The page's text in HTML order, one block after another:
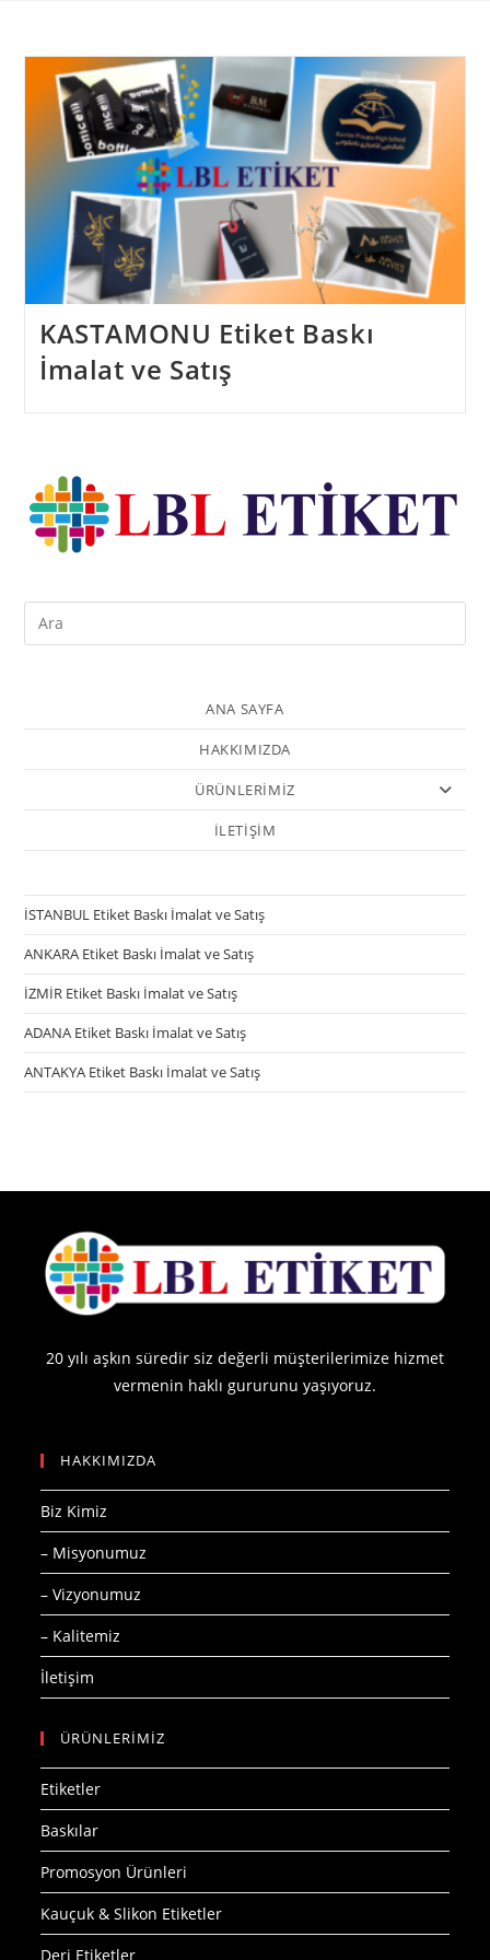
KASTAMONU Etiket Baskı
İmalat ve Satış
ANA SAYFA
HAKKIMIZDA
ÜRÜNLERİMİZ
İLETİŞİM
İSTANBUL Etiket Baskı İmalat ve Satış
ANKARA Etiket Baskı İmalat ve Satış
İZMİR Etiket Baskı İmalat ve Satış
ADANA Etiket Baskı İmalat ve Satış
ANTAKYA Etiket Baskı İmalat ve Satış
20 yılı aşkın süredir siz değerli müşterilerimize hizmet
vermenin haklı gururunu yaşıyoruz.
HAKKIMIZDA
Biz Kimiz
– Misyonumuz
– Vizyonumuz
– Kalitemiz
İletişim
ÜRÜNLERİMİZ
Etiketler
Baskılar
Promosyon Ürünleri
Kauçuk & Slikon Etiketler
Deri Etiketler